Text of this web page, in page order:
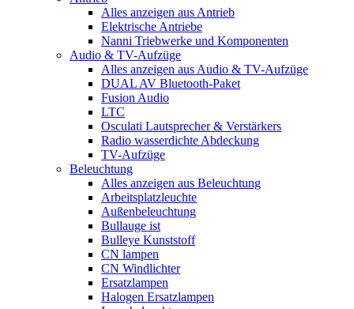
Alles anzeigen aus Antrieb
Elektrische Antriebe
Nanni Triebwerke und Komponenten
Audio & TV-Aufzüge
Alles anzeigen aus Audio & TV-Aufzüge
DUAL AV Bluetooth-Paket
Fusion Audio
LTC
Osculati Lautsprecher & Verstärkers
Radio wasserdichte Abdeckung
TV-Aufzüge
Beleuchtung
Alles anzeigen aus Beleuchtung
Arbeitsplatzleuchte
Außenbeleuchtung
Bullauge ist
Bulleye Kunststoff
CN lampen
CN Windlichter
Ersatzlampen
Halogen Ersatzlampen